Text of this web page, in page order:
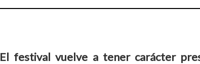
El festival vuelve a tener carácter